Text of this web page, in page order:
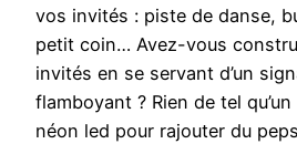
vos invités : piste de danse,
petit coin… Avez-vous
invités en se servant d’un
flamboyant ? Rien de tel
néon led pour rajouter du